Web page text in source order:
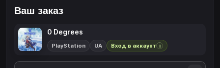
Ваш заказ
0 Degrees
PlayStation UA Вход в аккаунт i